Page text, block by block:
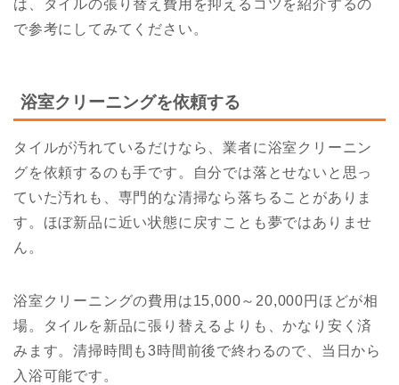
は、タイルの張り替え費用を抑えるコツを紹介するの
で参考にしてみてください。
浴室クリーニングを依頼する
タイルが汚れているだけなら、業者に浴室クリーニン
グを依頼するのも手です。自分では落とせないと思っ
ていた汚れも、専門的な清掃なら落ちることがありま
す。ほぼ新品に近い状態に戻すことも夢ではありませ
ん。
浴室クリーニングの費用は15,000～20,000円ほどが相
場。タイルを新品に張り替えるよりも、かなり安く済
みます。清掃時間も3時間前後で終わるので、当日から
入浴可能です。